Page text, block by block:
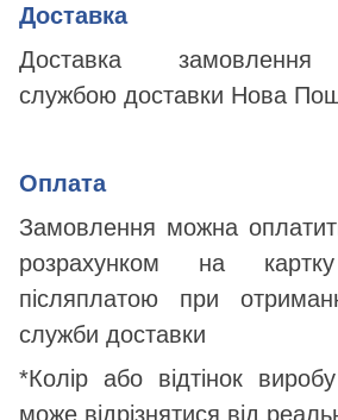
Доставка
Доставка замовлення
службою доставки Нова
Оплата
Замовлення можна
розрахунком на
післяплатою при
служби доставки
*Колір або відтінок
може відрізнятися від